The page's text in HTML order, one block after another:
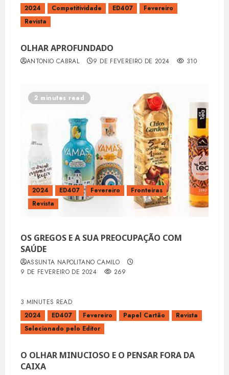
2024
Competitividade ED407
Fevereiro
Revista
OLHAR APROFUNDADO
ANTONIO CABRAL 9 DE FEVEREIRO DE 2024 310
2 minutes read
2024 ED407 Fevereiro
Fronteiras
Revista
OS GREGOS E A SUA PREOCUPAÇÃO COM
SAÚDE
ASSUNTA NAPOLITANO CAMILO
9 DE FEVEREIRO DE 2024
269
3 MINUTES READ
2024
ED407 Fevereiro Papel Cartão
Revista
Selecionado pelo Editor
O OLHAR MINUCIOSO E O PENSAR FORA DA
CAIXA